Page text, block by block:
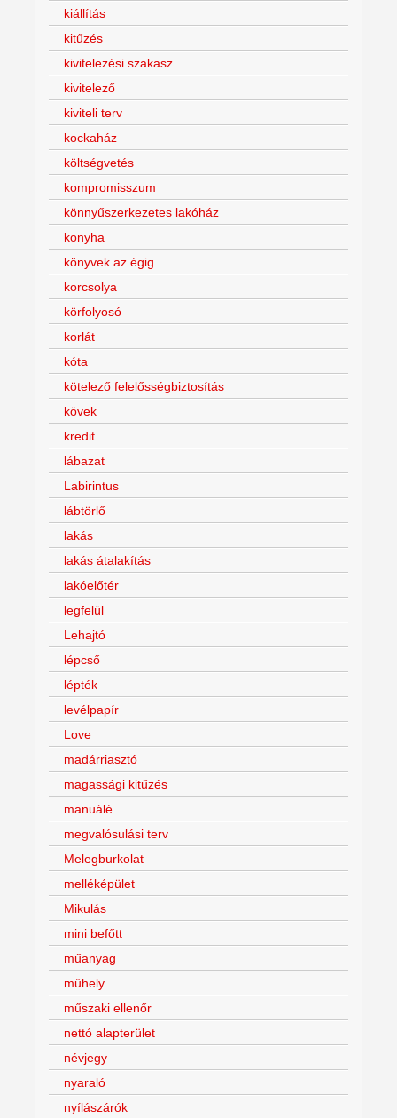
kiállítás
kitűzés
kivitelezési szakasz
kivitelező
kiviteli terv
kockaház
költségvetés
kompromisszum
könnyűszerkezetes lakóház
konyha
könyvek az égig
korcsolya
körfolyosó
korlát
kóta
kötelező felelősségbiztosítás
kövek
kredit
lábazat
Labirintus
lábtörlő
lakás
lakás átalakítás
lakóelőtér
legfelül
Lehajtó
lépcső
lépték
levélpapír
Love
madárriasztó
magassági kitűzés
manuálé
megvalósulási terv
Melegburkolat
melléképület
Mikulás
mini befőtt
műanyag
műhely
műszaki ellenőr
nettó alapterület
névjegy
nyaraló
nyílászárók